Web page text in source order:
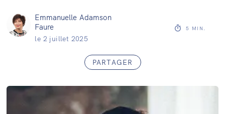
Emmanuelle Adamson
Faure
le 2 juillet 2025
5 MIN.
PARTAGER